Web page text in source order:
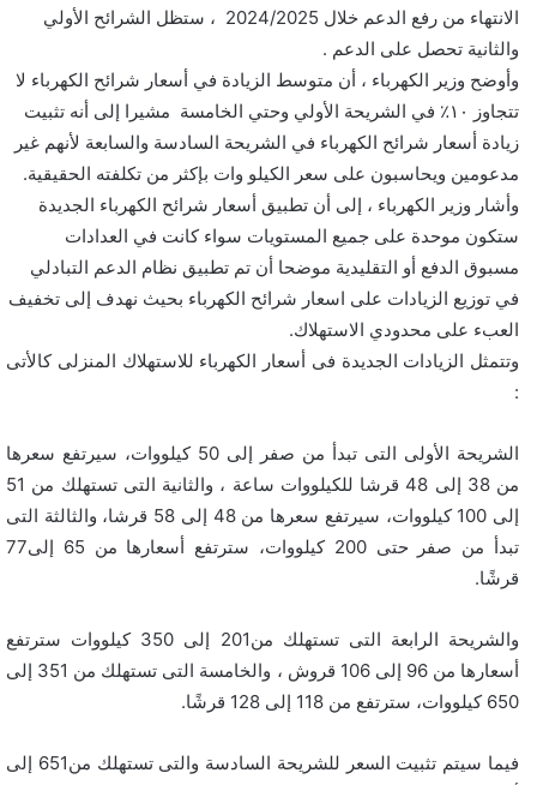
الانتهاء من رفع الدعم خلال 2024/2025 ، ستظل الشرائح الأولي
والثانية تحصل على الدعم .
وأوضح وزير الكهرباء ، أن متوسط الزيادة في أسعار شرائح الكهرباء لا
تتجاوز ١٠٪ في الشريحة الأولي وحتي الخامسة مشيرا إلى أنه تثبيت
زيادة أسعار شرائح الكهرباء في الشريحة السادسة والسابعة لأنهم غير
مدعومين ويحاسبون على سعر الكيلو وات بإكثر من تكلفته الحقيقية.
وأشار وزير الكهرباء ، إلى أن تطبيق أسعار شرائح الكهرباء الجديدة
ستكون موحدة على جميع المستويات سواء كانت في العدادات
مسبوق الدفع أو التقليدية موضحا أن تم تطبيق نظام الدعم التبادلي
في توزيع الزيادات على اسعار شرائح الكهرباء بحيث نهدف إلى تخفيف
العبء على محدودي الاستهلاك.
وتتمثل الزيادات الجديدة فى أسعار الكهرباء للاستهلاك المنزلى كالأتى
:
الشريحة الأولى التى تبدأ من صفر إلى 50 كيلووات، سيرتفع سعرها
من 38 إلى 48 قرشا للكيلووات ساعة ، والثانية التى تستهلك من 51
إلى 100 كيلووات، سيرتفع سعرها من 48 إلى 58 قرشا، والثالثة التى
تبدأ من صفر حتى 200 كيلووات، سترتفع أسعارها من 65 إلى77
قرشًا.
والشريحة الرابعة التى تستهلك من201 إلى 350 كيلووات سترتفع
أسعارها من 96 إلى 106 قروش ، والخامسة التى تستهلك من 351 إلى
650 كيلووات، سترتفع من 118 إلى 128 قرشًا.
فيما سيتم تثبيت السعر للشريحة السادسة والتى تستهلك من651 إلى